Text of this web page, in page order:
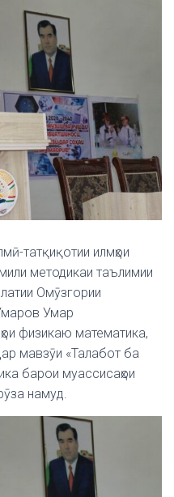
татқиқотии илмҳои
методикаи таълимии
Омӯзгории
Умар
физикаю математика,
мавзӯи «Талабот ба
барои муассисаҳои
намуд.